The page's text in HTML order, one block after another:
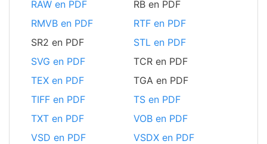
RAW en PDF
RB en PDF
RMVB en PDF
RTF en PDF
SR2 en PDF
STL en PDF
SVG en PDF
TCR en PDF
TEX en PDF
TGA en PDF
TIFF en PDF
TS en PDF
TXT en PDF
VOB en PDF
VSD en PDF
VSDX en PDF